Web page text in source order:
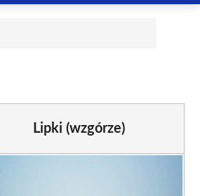
Lipki (wzgórze)